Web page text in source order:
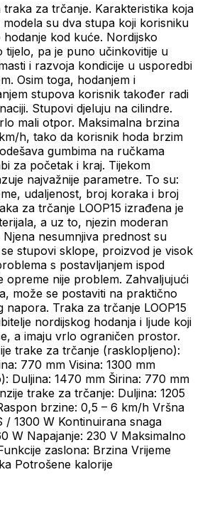
traka za trčanje. Karakteristika koja
su dva stupa koji korisniku
kod kuće. Nordijsko
tijelo, pa je puno učinkovitije u
i razvoja kondicije u usporedbi
Osim toga, hodanjem i
stupova korisnik također radi
Stupovi djeluju na cilindre.
mali otpor. Maksimalna brzina
h, tako da korisnik hoda brzim
gumbima na ručkama
za početak i kraj. Tijekom
najvažnije parametre. To su:
udaljenost, broj koraka i broj
za trčanje LOOP15 izrađena je
a uz to, njezin moderan
nesumnjiva prednost su
stupovi sklope, proizvod je visok
s postavljanjem ispod
opreme nije problem. Zahvaljujući
može se postaviti na praktično
napora. Traka za trčanje LOOP15
nordijskog hodanja i ljude koji
a imaju vrlo ograničen prostor.
trake za trčanje (rasklopljeno):
770 mm Visina: 1300 mm
Duljina: 1470 mm Širina: 770 mm
trake za trčanje: Duljina: 1205
brzine: 0,5 – 6 km/h Vršna
/ 1300 W Kontinuirana snaga
W Napajanje: 230 V Maksimalno
zaslona: Brzina Vrijeme
Potrošene kalorije